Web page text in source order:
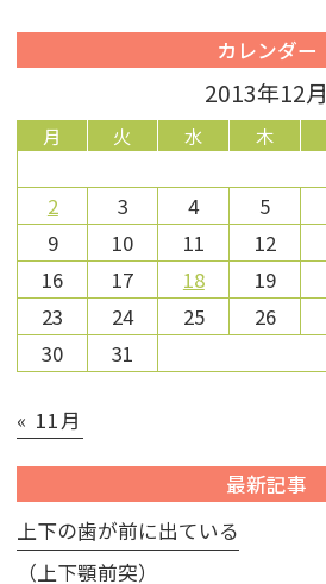
カレンダー
2013年12月
月 火 水 木
2
3 4 5
9
10 11 12
16
17 18 19
23
24 25 26
30
31
« 11月
最新記事
上下の歯が前に出ている
（上下顎前突）